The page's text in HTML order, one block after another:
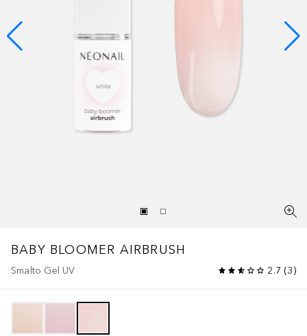
BABY BLOOMER AIRBRUSH
Smalto Gel UV 2.7 (3)